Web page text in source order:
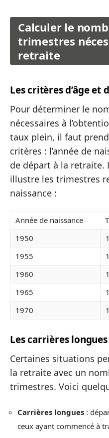
Calculer le
trimestres
retraite
Les critères d’âge et
Pour déterminer le
nécessaires à
taux plein, il faut
critères : l’année de
de départ à la retraite.
illustre les trimestres
naissance :
Année de naissance
1950
1955
1960
1965
1970
Les carrières
Certaines situations
la retraite avec un
trimestres. Voici
Carrières longues :
ceux ayant commencé à